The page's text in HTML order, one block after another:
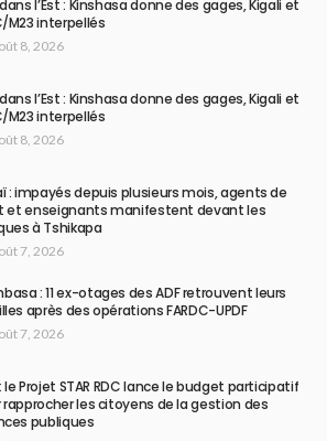
l’Est : Kinshasa donne des gages, Kigali et
M23 interpellés
8, 2026
l’Est : Kinshasa donne des gages, Kigali et
M23 interpellés
8, 2026
: impayés depuis plusieurs mois, agents de
et enseignants manifestent devant les
à Tshikapa
7, 2026
: 11 ex-otages des ADF retrouvent leurs
après des opérations FARDC-UPDF
7, 2026
le Projet STAR RDC lance le budget participatif
rapprocher les citoyens de la gestion des
publiques